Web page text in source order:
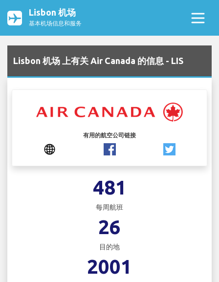
Lisbon 机场
基本机场信息和服务
Lisbon 机场 上有关 Air Canada 的信息 - LIS
有用的航空公司链接
481
每周航班
26
目的地
2001